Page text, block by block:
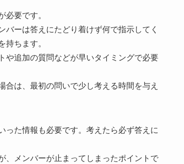
要です。
ーは答えにたどり着けず何で指示してく
ちます。
や追加の質問などが早いタイミングで必要
は、最初の問いで少し考える時間を与え
った情報も必要です。考えたら必ず答えに
、メンバーが止まってしまったポイントで